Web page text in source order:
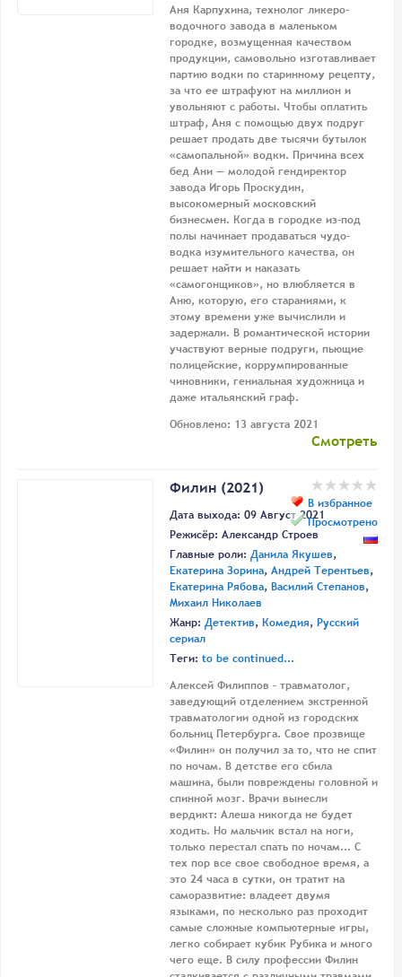
Аня Карпухина, технолог ликеро-
водочного завода в маленьком
городке, возмущенная качеством
продукции, самовольно изготавливает
партию водки по старинному рецепту,
за что ее штрафуют на миллион и
увольняют с работы. Чтобы оплатить
штраф, Аня с помощью двух подруг
решает продать две тысячи бутылок
«самопальной» водки. Причина всех
бед Ани — молодой гендиректор
завода Игорь Проскудин,
высокомерный московский
бизнесмен. Когда в городке из-под
полы начинает продаваться чудо-
водка изумительного качества, он
решает найти и наказать
«самогонщиков», но влюбляется в
Аню, которую, его стараниями, к
этому времени уже вычислили и
задержали. В романтической истории
участвуют верные подруги, пьющие
полицейские, коррумпированные
чиновники, гениальная художница и
даже итальянский граф.
Обновлено: 13 августа 2021
Смотреть
В избранное
Просмотрено
Филин (2021)
Дата выхода: 09 Август 2021
Режисёр: Александр Строев
Главные роли: Данила Якушев,
Екатерина Зорина, Андрей Терентьев,
Екатерина Рябова, Василий Степанов,
Михаил Николаев
Жанр: Детектив, Комедия, Русский
сериал
Теги: to be continued...
Алексей Филиппов – травматолог,
заведующий отделением экстренной
травматологии одной из городских
больниц Петербурга. Свое прозвище
«Филин» он получил за то, что не спит
по ночам. В детстве его сбила
машина, были повреждены головной и
спинной мозг. Врачи вынесли
вердикт: Алеша никогда не будет
ходить. Но мальчик встал на ноги,
только перестал спать по ночам... С
тех пор все свое свободное время, а
это 24 часа в сутки, он тратит на
саморазвитие: владеет двумя
языками, по несколько раз проходит
самые сложные компьютерные игры,
легко собирает кубик Рубика и много
чего еще. В силу профессии Филин